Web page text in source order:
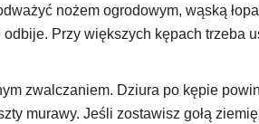
nożem ogrodowym, wąską
Przy większych kępach trzeba
zwalczaniem. Dziura po kępie
murawy. Jeśli zostawisz gołą